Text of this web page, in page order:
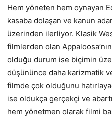
Hem yöneten hem oynayan
kasaba dolaşan ve kanun
üzerinden ilerliyor. Klasik
filmlerden olan
olduğu durum ise biçimin
düşününce daha karizmatik
filmde çok olduğunu
ise oldukça gerçekçi ve
hem yönetmen olarak filmi